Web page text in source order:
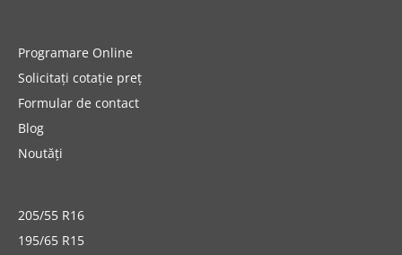
Programare Online
Solicitați cotație preț
Formular de contact
Blog
Noutăți
205/55 R16
195/65 R15